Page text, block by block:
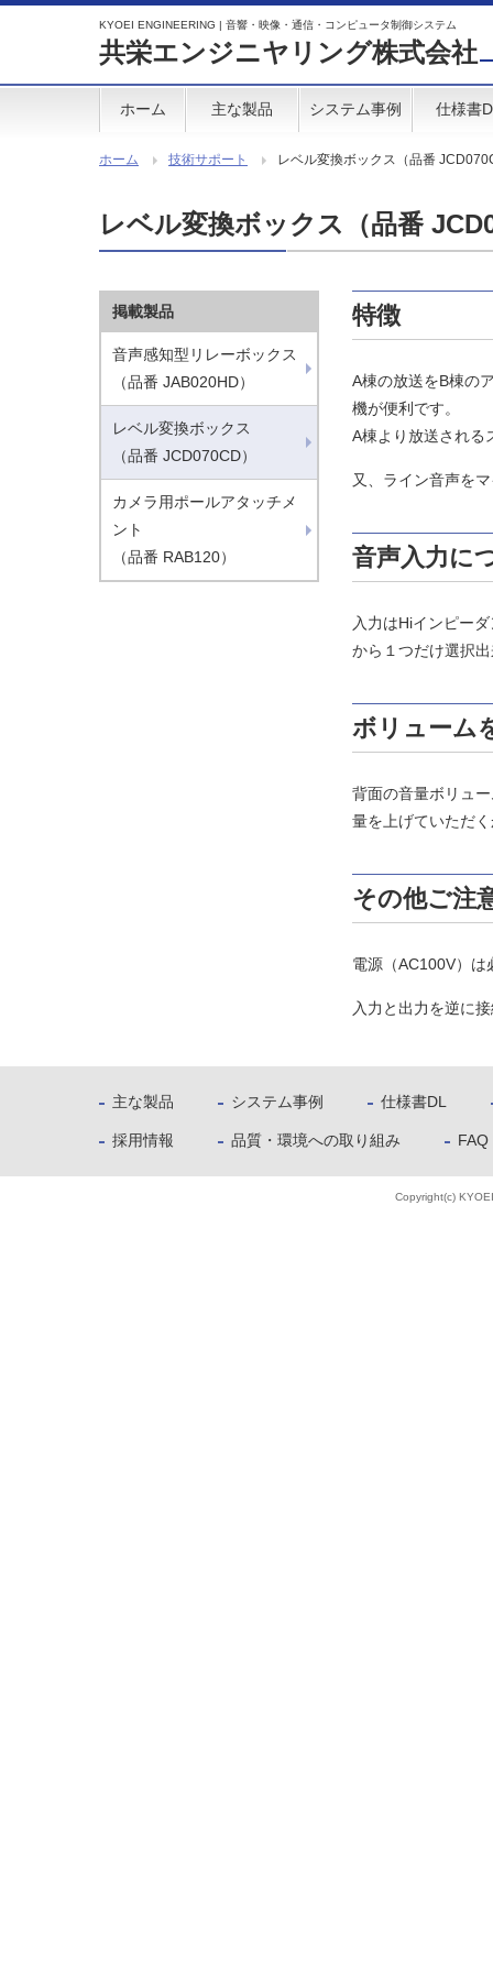
KYOEI ENGINEERING | 音響・映像・通信・コンピュータ制御システム
共栄エンジニヤリング株式会社
ホーム 主な製品 システム事例 仕様書
ホーム 技術サポート レベル変換ボックス（品番
レベル変換ボックス（品番
掲載製品
音声感知型リレーボックス
（品番 JAB020HD）
レベル変換ボックス
（品番 JCD070CD）
カメラ用ポールアタッチメ
ント
（品番 RAB120）
特徴
A棟の放送をB棟の
機が便利です。
A棟より放送される
又、ライン音声を
音声入力に
入力はHiインピー
から１つだけ選択
ボリューム
背面の音量ボリュ
量を上げていただ
その他ご注
電源（AC100V）は
入力と出力を逆に
主な製品 システム事例 仕様書DL
採用情報 品質・環境への取り組み FAQ
Copyright(c)